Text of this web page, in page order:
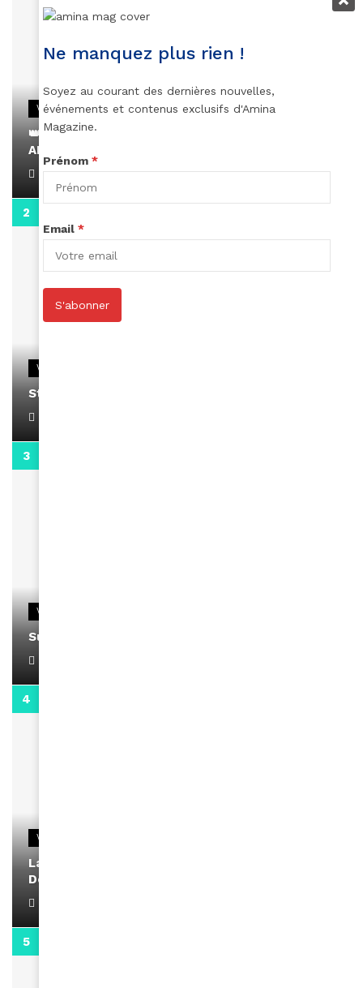
VIDEOS
👑 Remerciements à Ayden pour son message sur
AMINA, le Magazine de la Femme
April 1, 2022
VIDEOS
Stacy passe un message
VIDEOS
Support Black Business Wee-kend
VIDEOS
La rubrique santé speciale coronavirus du
Docteur Makanda
Ne manquez plus rien !
Soyez au courant des dernières nouvelles,
événements et contenus exclusifs d'Amina
Magazine.
Prénom *
Email *
S'abonner